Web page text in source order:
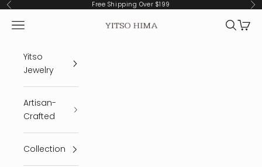
Ir al contenido
Anterior Free Shipping Over $199
YITSO HIMA
Menú Buscar
Yitso
Jewelry
Artisan-
Crafted
Collection